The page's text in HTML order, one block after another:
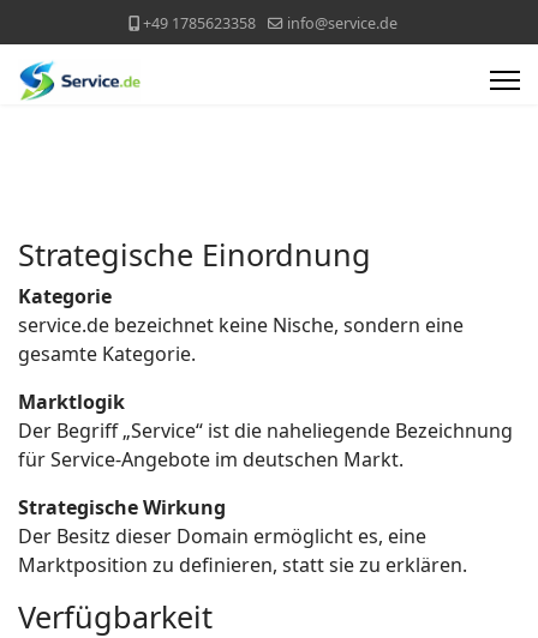
+49 1785623358 info@service.de
Strategische Einordnung
Kategorie
service.de bezeichnet keine Nische, sondern eine
gesamte Kategorie.
Marktlogik
Der Begriff „Service“ ist die naheliegende Bezeichnung
für Service-Angebote im deutschen Markt.
Strategische Wirkung
Der Besitz dieser Domain ermöglicht es, eine
Marktposition zu definieren, statt sie zu erklären.
Verfügbarkeit